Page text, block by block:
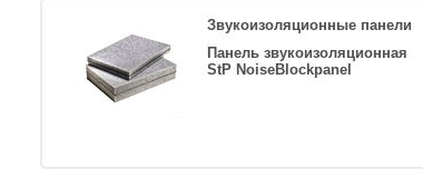
Звукоизоляционные панели
Панель звукоизоляционная
StP NoiseBlockpanel